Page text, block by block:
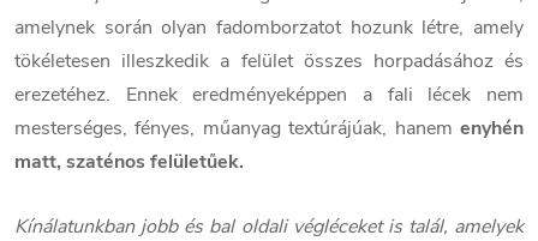
amelynek során olyan fadomborzatot hozunk létre, amely
tökéletesen illeszkedik a felület összes horpadásához és
erezetéhez. Ennek eredményeképpen a fali lécek nem
mesterséges, fényes, műanyag textúrájúak, hanem enyhén
matt, szaténos felületűek.
Kínálatunkban jobb és bal oldali végléceket is talál, amelyek